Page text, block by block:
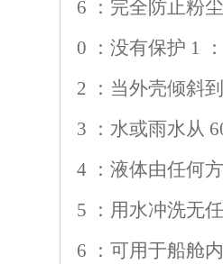
6 ：完全防止粉
0 ：没有保护 1
2 ：当外壳倾斜
3 ：水或雨水从
4 ：液体由任何
5 ：用水冲洗无
6 ：可用于船舱